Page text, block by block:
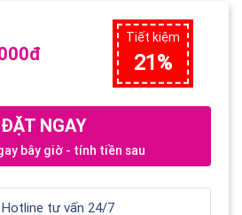
Tiết kiệm
21%
ĐẶT NGAY
bây giờ - tính tiền sau
Hotline tư vấn 24/7